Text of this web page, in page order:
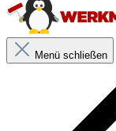
Menü schließen